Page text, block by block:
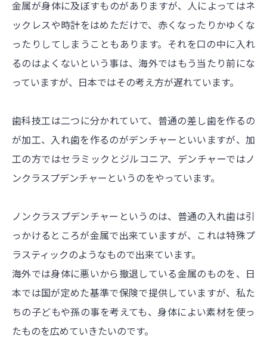
金属が身体に及ぼすものがありますが、人によってはネ
ックレスや時計をはめただけで、赤くなったりかゆくな
ったりしてしまうこともあります。それを口の中に入れ
るのはよくないという事は、海外ではもう当たり前にな
っていますが、日本ではその考え方が遅れています。
歯科技工は二つに分かれていて、普通の差し歯を作るの
が加工、入れ歯を作るのがデンチャーといいますが、加
工の方ではセラミックとジルコニア、デンチャーではノ
ンクラスプデンチャーというのをやっています。
ノンクラスプデンチャーというのは、普通の入れ歯は引
っかけるところが金属で出来ていますが、これは特殊プ
ラスティックのようなもので出来ています。
海外では身体に悪いから撤退している金属のものを、日
本では国が定めた基準で保険で提供していますが、私た
ちの子どもや孫の事を考えても、身体によい素材を使っ
たものを広めていきたいのです。